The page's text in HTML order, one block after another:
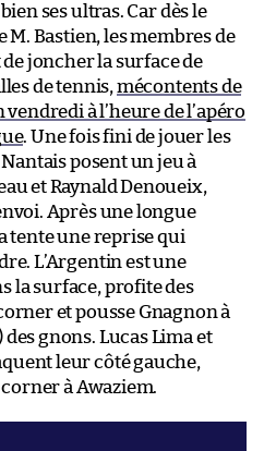
ses ultras. Car dès le
Bastien, les membres de
joncher la surface de
de tennis, mécontents de
à l’heure de l’apéro
. Une fois fini de jouer les
posent un jeu à
et Raynald Denoueix,
Après une longue
tente une reprise qui
L’Argentin est une
la surface, profite des
et pousse Gnagnon à
gnons. Lucas Lima et
leur côté gauche,
à Awaziem.